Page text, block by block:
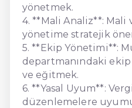
yönetmek.
4. **Mali Analiz**:
yönetime stratejik
5. **Ekip Yönetimi**:
departmanındaki
ve eğitmek.
6. **Yasal Uyum**:
düzenlemelere